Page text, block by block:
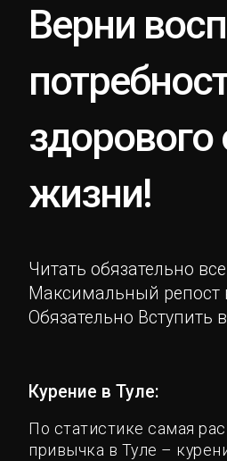
Верни
здорового
жизни!
Читать обязательно
Максимальный репост
Обязательно Вступить
Курение в Туле:
По статистике самая
привычка в Туле –